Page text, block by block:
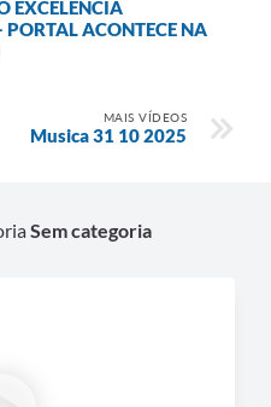
EXCELÊNCIA
ACONTECE NA
MAIS VÍDEOS
Musica 31 10 2025
Sem categoria